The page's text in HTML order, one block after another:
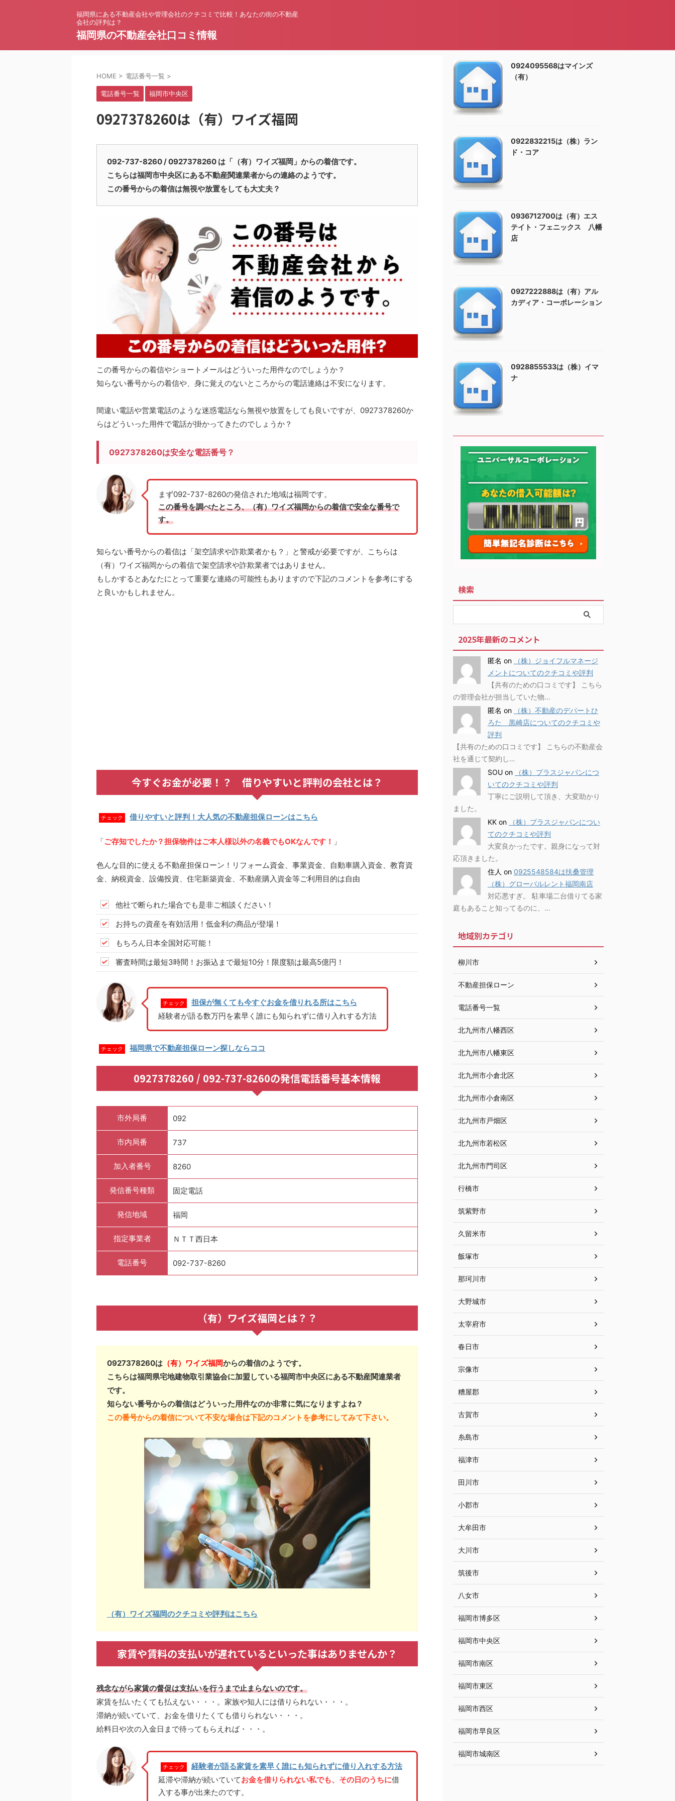
福岡県にある不動産会社や管理会社のクチコミで比較！あなたの街の不動産
会社の評判は？
福岡県の不動産会社口コミ情報
HOME > 電話番号一覧 >
電話番号一覧 福岡市中央区
0927378260は（有）ワイズ福岡
092-737-8260 / 0927378260 は「（有）ワイズ福岡」からの着信です。
こちらは福岡市中央区にある不動産関連業者からの連絡のようです。
この番号からの着信は無視や放置をしても大丈夫？
この番号からの着信やショートメールはどういった用件なのでしょうか？
知らない番号からの着信や、身に覚えのないところからの電話連絡は不安になります。
間違い電話や営業電話のような迷惑電話なら無視や放置をしても良いですが、0927378260か
らはどういった用件で電話が掛かってきたのでしょうか？
0927378260は安全な電話番号？
まず092-737-8260の発信された地域は福岡です。
この番号を調べたところ、（有）ワイズ福岡からの着信で安全な番号で
す。
知らない番号からの着信は「架空請求や詐欺業者かも？」と警戒が必要ですが、こちらは
（有）ワイズ福岡からの着信で架空請求や詐欺業者ではありません。
もしかするとあなたにとって重要な連絡の可能性もありますので下記のコメントを参考にする
と良いかもしれません。
今すぐお金が必要！？ 借りやすいと評判の会社とは？
チェック 借りやすいと評判！大人気の不動産担保ローンはこちら
「ご存知でしたか？担保物件はご本人様以外の名義でもOKなんです！ 」
色んな目的に使える不動産担保ローン！リフォーム資金、事業資金、自動車購入資金、教育資
金、納税資金、設備投資、住宅新築資金、不動産購入資金等ご利用目的は自由
他社で断られた場合でも是非ご相談ください！
お持ちの資産を有効活用！低金利の商品が登場！
もちろん日本全国対応可能！
審査時間は最短3時間！お振込まで最短10分！限度額は最高5億円！
チェック
担保が無くても今すぐお金を借りれる所はこちら
経験者が語る数万円を素早く誰にも知られずに借り入れする方法
チェック 福岡県で不動産担保ローン探しならココ
0927378260 / 092-737-8260の発信電話番号基本情報
市外局番 092
市内局番 737
加入者番号 8260
発信番号種類 固定電話
発信地域 福岡
指定事業者 ＮＴＴ西日本
電話番号 092-737-8260
（有）ワイズ福岡とは？？
0927378260は （有）ワイズ福岡からの着信のようです。
こちらは福岡県宅地建物取引業協会に加盟している福岡市中央区にある不動産関連業者
です。
知らない番号からの着信はどういった用件なのか非常に気になりますよね？
この番号からの着信について不安な場合は下記のコメントを参考にしてみて下さい。
（有）ワイズ福岡のクチコミや評判はこちら
家賃や賃料の支払いが遅れているといった事はありませんか？
残念ながら家賃の督促は支払いを行うまで止まらないのです。
家賃を払いたくても払えない・・・。家族や知人には借りられない・・・。
滞納が続いていて、お金を借りたくても借りられない・・・。
給料日や次の入金日まで待ってもらえれば・・・。
チェック
経験者が語る家賃を素早く誰にも知られずに借り入れする方法
延滞や滞納が続いていてお金を借りられない私でも、その日のうちに借
入する事が出来たのです。
0924095568はマインズ
（有）
0922832215は（株）ラン
ド・コア
0936712700は（有）エス
テイト・フェニックス 八幡
店
0927222888は（有）アル
カディア・コーポレーション
0928855533は（株）イマ
ナ
検索
2025年最新のコメント
匿名 on
（株）ジョイフルマネージ
メントについてのクチコミや評判
【共有のための口コミです】 こちら
の管理会社が担当していた物…
匿名 on
（株）不動産のデパートひ
ろた 黒崎店についてのクチコミや
評判
【共有のための口コミです】 こちらの不動産会
社を通じて契約し…
SOU on
（株）プラスジャパンにつ
いてのクチコミや評判
丁寧にご説明して頂き、大変助かり
ました。
KK on
（株）プラスジャパンについ
てのクチコミや評判
大変良かったです。親身になって対
応頂きました。
住人 on 0925548584は扶桑管理
（株）グローバルレント福岡南店
対応悪すぎ。 駐車場二台借りてる家
庭もあること知ってるのに、…
地域別カテゴリ
柳川市
不動産担保ローン
電話番号一覧
北九州市八幡西区
北九州市八幡東区
北九州市小倉北区
北九州市小倉南区
北九州市戸畑区
北九州市若松区
北九州市門司区
行橋市
筑紫野市
久留米市
飯塚市
那珂川市
大野城市
太宰府市
春日市
宗像市
糟屋郡
古賀市
糸島市
福津市
田川市
小郡市
大牟田市
大川市
筑後市
八女市
福岡市博多区
福岡市中央区
福岡市南区
福岡市東区
福岡市西区
福岡市早良区
福岡市城南区